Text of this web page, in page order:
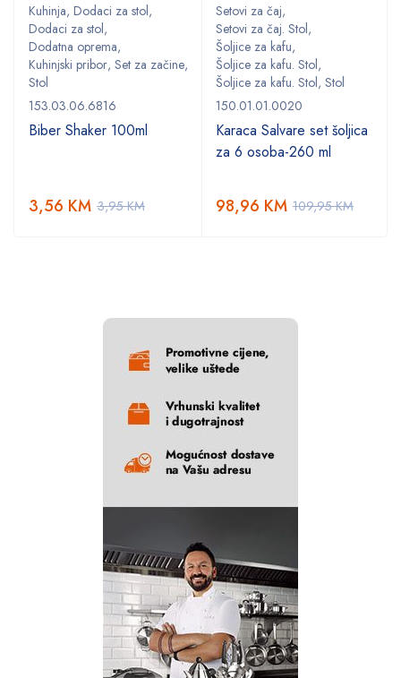
Kuhinja, Dodaci za stol,
Dodaci za stol,
Dodatna oprema,
Kuhinjski pribor, Set za začine,
Stol
153.03.06.6816
Biber Shaker 100ml
3,95KM
3,56 KM
Setovi za čaj,
Setovi za čaj. Stol,
Šoljice za kafu,
Šoljice za kafu. Stol,
Šoljice za kafu. Stol, Stol
150.01.01.0020
Karaca Salvare set šoljica
za 6 osoba-260 ml
109,95KM
98,96 KM